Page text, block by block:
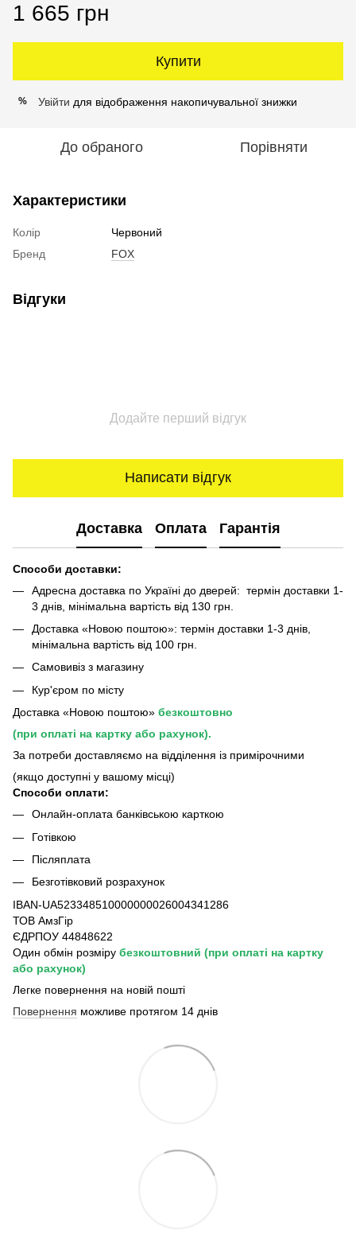
1 665 грн
Купити
% Увійти для відображення накопичувальної знижки
До обраного Порівняти
Характеристики
Колір
Червоний
Бренд
FOX
Відгуки
Додайте перший відгук
Написати відгук
Доставка Оплата Гарантія
Способи доставки:
Адресна доставка по Україні до дверей: термін доставки 1-
3 днів, мінімальна вартість від 130 грн.
Доставка «Новою поштою»: термін доставки 1-3 днів,
мінімальна вартість від 100 грн.
Самовивіз з магазину
Кур'єром по місту
Доставка «Новою поштою» безкоштовно
(при оплаті на картку або рахунок).
За потреби доставляємо на відділення із примірочними
(якщо доступні у вашому місці)
Способи оплати:
Онлайн-оплата банківською карткою
Готівкою
Післяплата
Безготівковий розрахунок
IBAN-UA523348510000000026004341286
ТОВ АмзГір
ЄДРПОУ 44848622
Один обмін розміру безкоштовний (при оплаті на картку
або рахунок)
Легке повернення на новій пошті
Повернення можливе протягом 14 днів